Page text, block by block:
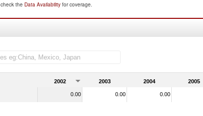
the Data Availability for coverage.
del total de mercader as importadas)
2002 2003 2004 2005
0.00 0.00 0.00